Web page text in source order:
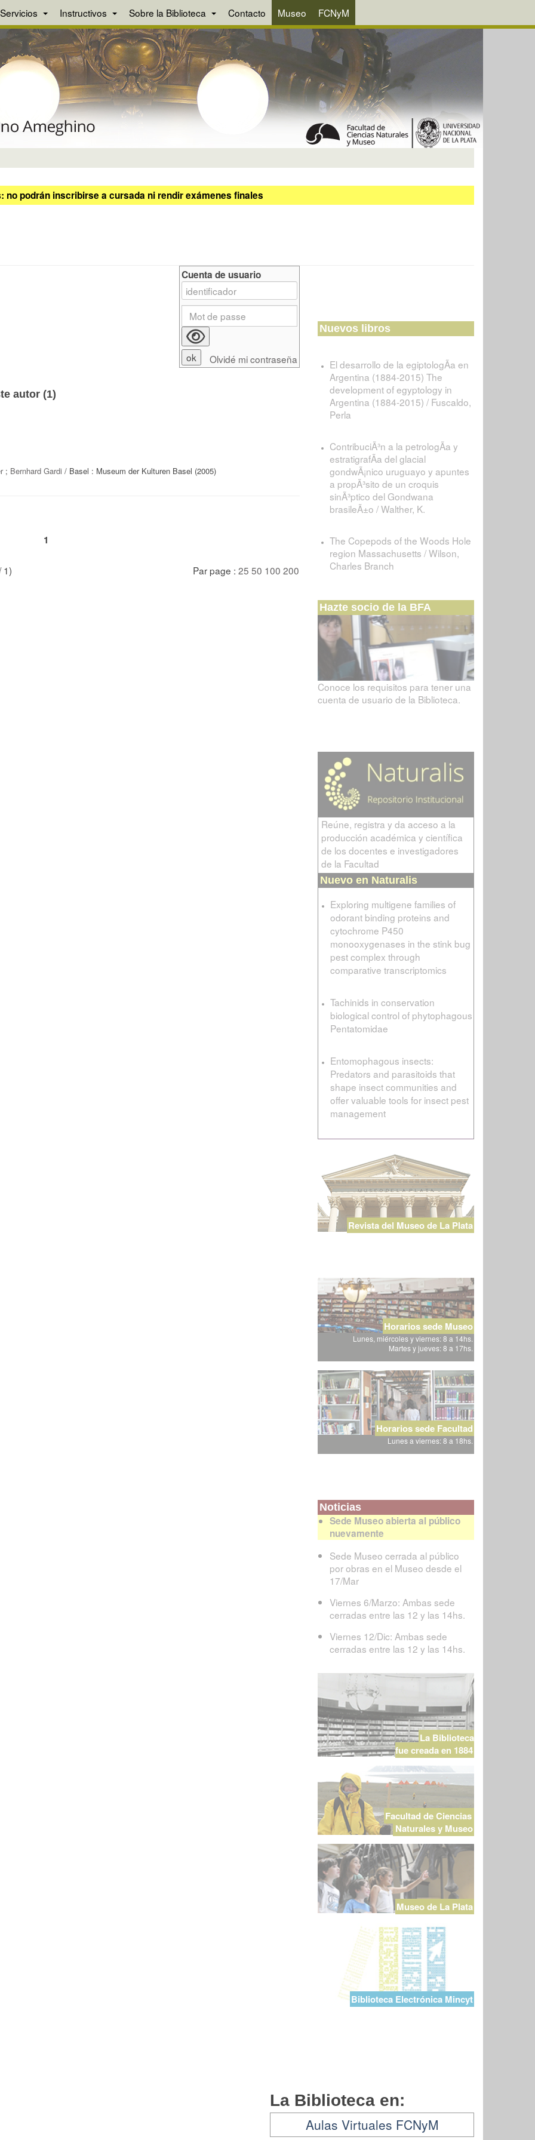
Servicios Instructivos Sobre la Biblioteca Contacto Museo FCNyM
podrán inscribirse a cursada ni rendir exámenes finales
autor (1)
; Bernhard Gardi / Basel : Museum der Kulturen Basel (2005)
1
1) Par page : 25 50 100 200
Cuenta de usuario
Olvidé mi contraseña
Nuevos libros
El desarrollo de la egiptologÃ­a en
Argentina (1884-2015) The
development of egyptology in
Argentina (1884-2015) / Fuscaldo,
Perla
ContribuciÃ³n a la petrologÃ­a y
estratigrafÃ­a del glacial
gondwÃ¡nico uruguayo y apuntes
a propÃ³sito de un croquis
sinÃ³ptico del Gondwana
brasileÃ±o / Walther, K.
The Copepods of the Woods Hole
region Massachusetts / Wilson,
Charles Branch
Hazte socio de la BFA
Conoce los requisitos para tener una
cuenta de usuario de la Biblioteca.
Reúne, registra y da acceso a la
producción académica y científica
de los docentes e investigadores
de la Facultad
Nuevo en Naturalis
Exploring multigene families of
odorant binding proteins and
cytochrome P450
monooxygenases in the stink bug
pest complex through
comparative transcriptomics
Tachinids in conservation
biological control of phytophagous
Pentatomidae
Entomophagous insects:
Predators and parasitoids that
shape insect communities and
offer valuable tools for insect pest
management
Revista del Museo de La Plata
Horarios sede Museo
Lunes, miércoles y viernes: 8 a 14hs.
Martes y jueves: 8 a 17hs.
Horarios sede Facultad
Lunes a viernes: 8 a 18hs.
Noticias
Sede Museo abierta al público
nuevamente
Sede Museo cerrada al público
por obras en el Museo desde el
17/Mar
Viernes 6/Marzo: Ambas sede
cerradas entre las 12 y las 14hs.
Viernes 12/Dic: Ambas sede
cerradas entre las 12 y las 14hs.
La Biblioteca
fue creada en 1884
Facultad de Ciencias
Naturales y Museo
Museo de La Plata
Biblioteca Electrónica Mincyt
La Biblioteca en:
Aulas Virtuales FCNyM